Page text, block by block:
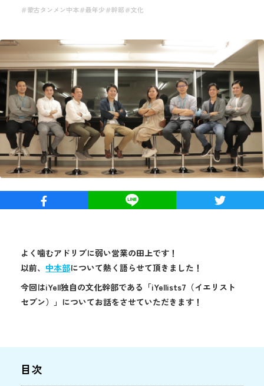
蒙古タンメン中本 最年少 幹部 文化
よく噛むアドリブに弱い営業の田上です！
以前、 中本部について熱く語らせて頂きました！
今回はiYell独自の文化幹部である「iYellists7（イエリスト
セブン）」についてお話をさせていただきます！
目次